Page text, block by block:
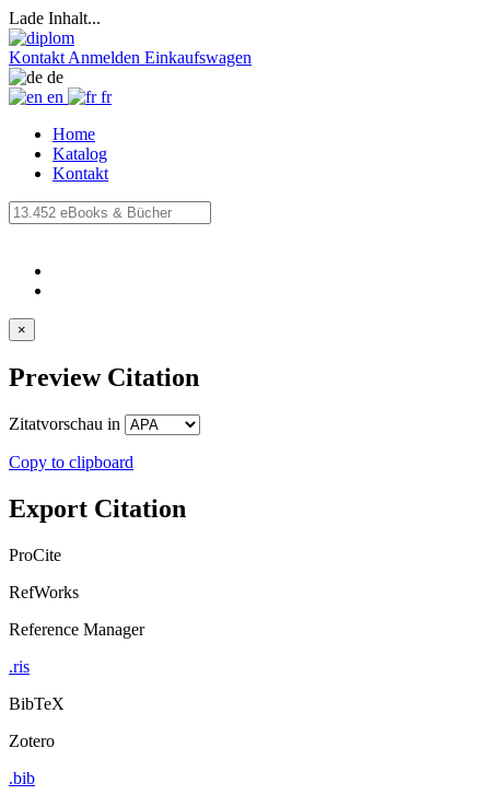
Lade Inhalt...
Kontakt Anmelden Einkaufswagen
de
en
fr
Home
Katalog
Kontakt
×
Preview Citation
Zitatvorschau in
Copy to clipboard
Export Citation
ProCite
RefWorks
Reference Manager
.ris
BibTeX
Zotero
.bib